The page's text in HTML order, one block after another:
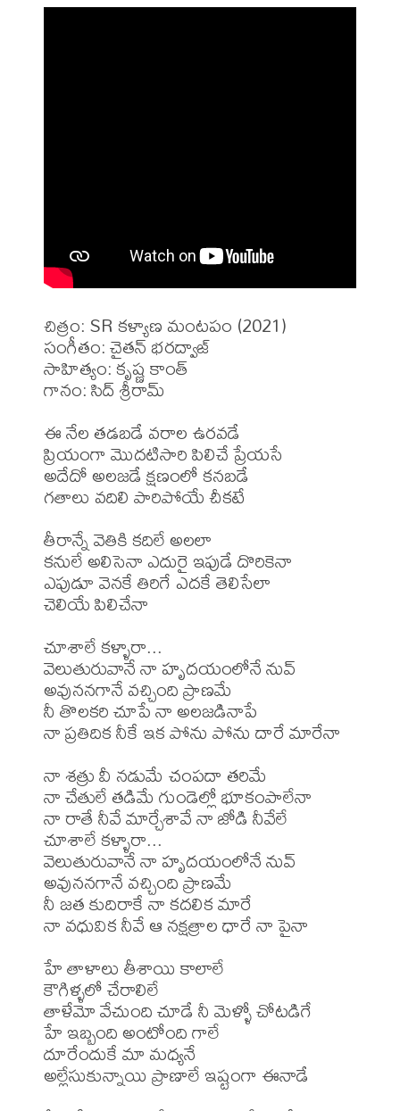
చిత్రం: SR కళ్యాణ మంటపం (2021)
సంగీతం: చైతన్ భరద్వాజ్
సాహిత్యం: కృష్ణ కాంత్
గానం: సిద్ శ్రీరామ్
ఈ నేల తడబడే వరాల ఉరవడే
ప్రియంగా మొదటిసారి పిలిచే ప్రేయసే
అదేదో అలజడే క్షణంలో కనబడే
గతాలు వదిలి పారిపోయే చీకటే
తీరాన్నే వెతికి కదిలే అలలా
కనులే అలిసెనా ఎదురై ఇపుడే దొరికెనా
ఎపుడూ వెనకే తిరిగే ఎదకే తెలిసేలా
చెలియే పిలిచేనా
చూశాలే కళ్ళారా...
వెలుతురువానే నా హృదయంలోనే నువ్
అవుననగానే వచ్చింది ప్రాణమే
నీ తొలకరి చూపే నా అలజడినాపే
నా ప్రతిదిక నీకే ఇక పోను పోను దారే మారేనా
నా శత్రు వీ నడుమే చంపదా తరిమే
నా చేతులే తడిమే గుండెల్లో భూకంపాలేనా
నా రాతే నీవే మార్చేశావే నా జోడి నీవేలే
చూశాలే కళ్ళారా...
వెలుతురువానే నా హృదయంలోనే నువ్
అవుననగానే వచ్చింది ప్రాణమే
నీ జత కుదిరాకే నా కదలిక మారే
నా వధువిక నీవే ఆ నక్షత్రాల ధారే నా పైనా
హే తాళాలు తీశాయి కాలాలే
కౌగిళ్ళలో చేరాలిలే
తాళేమో వేచుంది చూడే నీ మెళ్ళో చోటడిగే
హే ఇబ్బంది అంటోంది గాలే
దూరేందుకే మా మధ్యనే
అల్లేసుకున్నాయి ప్రాణాలే ఇష్టంగా ఈనాడే